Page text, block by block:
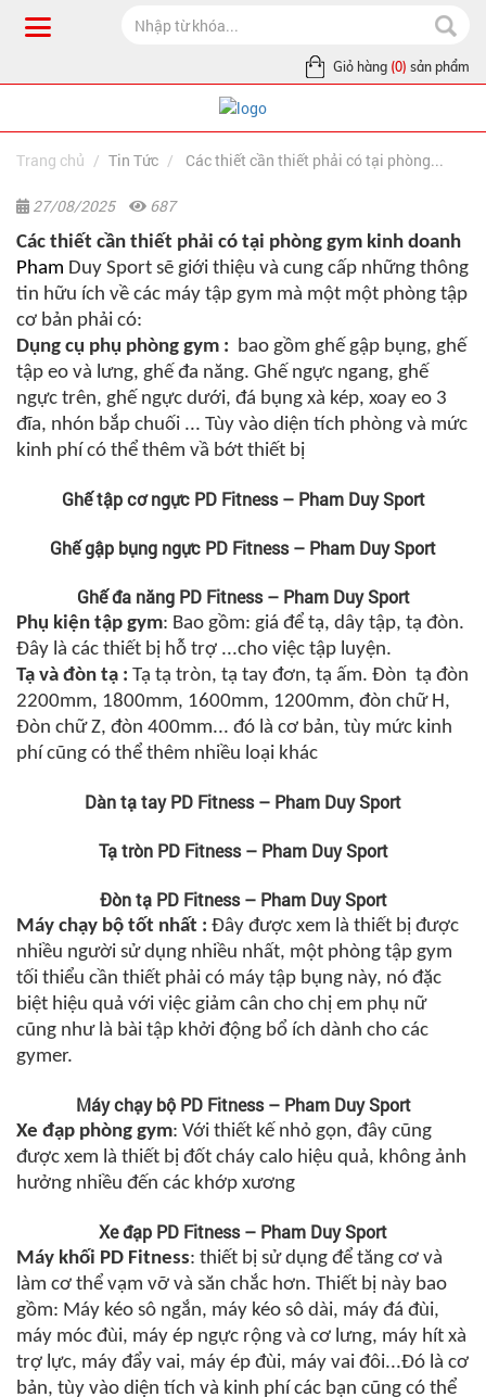
Giỏ hàng (0) sản phẩm
Trang chủ Tin Tức Các thiết cần thiết phải có tại phòng...
27/08/2025
687
Các thiết cần thiết phải có tại phòng gym kinh doanh
Pham Duy Sport sẽ giới thiệu và cung cấp những thông
tin hữu ích về các máy tập gym mà một một phòng tập
cơ bản phải có:
Dụng cụ phụ phòng gym : bao gồm ghế gập bụng, ghế
tập eo và lưng, ghế đa năng. Ghế ngực ngang, ghế
ngực trên, ghế ngực dưới, đá bụng xà kép, xoay eo 3
đĩa, nhón bắp chuối ... Tùy vào diện tích phòng và mức
kinh phí có thể thêm vầ bớt thiết bị
Ghế tập cơ ngực PD Fitness – Pham Duy Sport
Ghế gập bụng ngực PD Fitness – Pham Duy Sport
Ghế đa năng PD Fitness – Pham Duy Sport
Phụ kiện tập gym: Bao gồm: giá để tạ, dây tập, tạ đòn.
Đây là các thiết bị hỗ trợ ...cho việc tập luyện.
Tạ và đòn tạ : Tạ tạ tròn, tạ tay đơn, tạ ấm. Đòn tạ đòn
2200mm, 1800mm, 1600mm, 1200mm, đòn chữ H,
Đòn chữ Z, đòn 400mm... đó là cơ bản, tùy mức kinh
phí cũng có thể thêm nhiều loại khác
Dàn tạ tay PD Fitness – Pham Duy Sport
Tạ tròn PD Fitness – Pham Duy Sport
Đòn tạ PD Fitness – Pham Duy Sport
Máy chạy bộ tốt nhất : Đây được xem là thiết bị được
nhiều người sử dụng nhiều nhất, một phòng tập gym
tối thiểu cần thiết phải có máy tập bụng này, nó đặc
biệt hiệu quả với việc giảm cân cho chị em phụ nữ
cũng như là bài tập khởi động bổ ích dành cho các
gymer.
Máy chạy bộ PD Fitness – Pham Duy Sport
Xe đạp phòng gym: Với thiết kế nhỏ gọn, đây cũng
được xem là thiết bị đốt cháy calo hiệu quả, không ảnh
hưởng nhiều đến các khớp xương
Xe đạp PD Fitness – Pham Duy Sport
Máy khối PD Fitness: thiết bị sử dụng để tăng cơ và
làm cơ thể vạm vỡ và săn chắc hơn. Thiết bị này bao
gồm: Máy kéo sô ngắn, máy kéo sô dài, máy đá đùi,
máy móc đùi, máy ép ngực rộng và cơ lưng, máy hít xà
trợ lực, máy đẩy vai, máy ép đùi, máy vai đôi...Đó là cơ
bản, tùy vào diện tích và kinh phí các bạn cũng có thể